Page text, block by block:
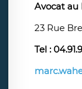
Avocat au
23 Rue
Tel :